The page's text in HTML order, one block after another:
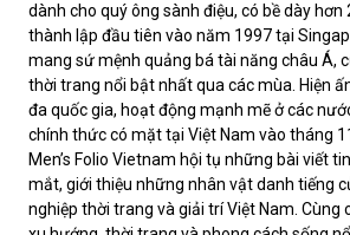
dành cho quý ông sành điệu, có bề dày
thành lập đầu tiên vào năm 1997 tại
mang sứ mệnh quảng bá tài năng châu Á,
thời trang nổi bật nhất qua các mùa. Hiện
đa quốc gia, hoạt động mạnh mẽ ở các
chính thức có mặt tại Việt Nam vào tháng
Men’s Folio Vietnam hội tụ những bài viết
mắt, giới thiệu những nhân vật danh tiếng
nghiệp thời trang và giải trí Việt Nam. Cùng